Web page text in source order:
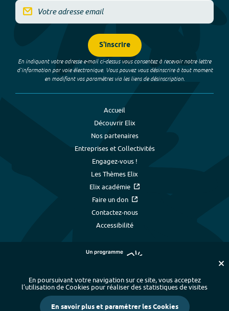
S'inscrire
En indiquant votre adresse e-mail ci-dessus vous consentez à recevoir notre lettre
d’information par voie électronique. Vous pouvez vous désinscrire à tout moment
en modifiant vos paramètres via les liens de désinscription.
Accueil
Découvrir Elix
Nos partenaires
Entreprises et Collectivités
Engagez-vous !
Les Thèmes Elix
Elix académie
Faire un don
Contactez-nous
Accessibilité
Plan du site - Index alphabétique
-
Mentions légales et données personnelles
- Paramétrer les cookies
En poursuivant votre navigation sur ce site, vous acceptez
l’utilisation de Cookies pour réaliser des statistiques de visites
En savoir plus et paramétrer les Cookies